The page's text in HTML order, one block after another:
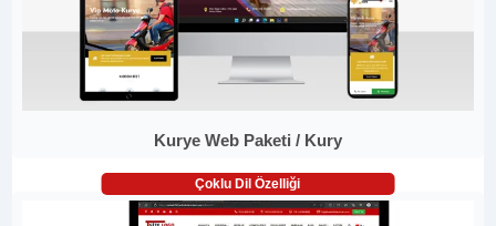
Kurye Web Paketi / Kury
Çoklu Dil Özelliği